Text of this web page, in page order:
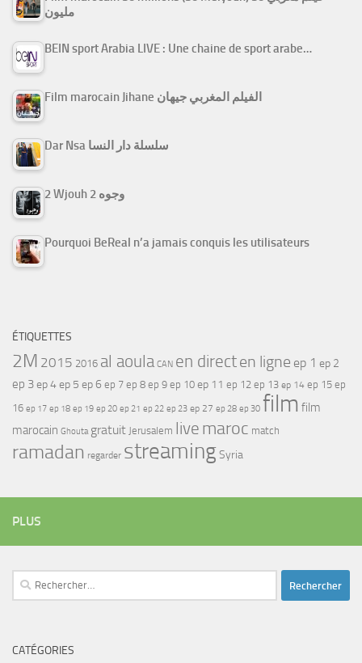
مليون
BEIN sport Arabia LIVE : Une chaine de sport arabe…
Film marocain Jihane الفيلم المغربي جيهان
Dar Nsa سلسلة دار النسا
2 Wjouh 2 وجوه
Pourquoi BeReal n’a jamais conquis les utilisateurs
ÉTIQUETTES
2M 2015 2016 al aoula CAN en directen ligne ep 1 ep 2
ep 3ep 4ep 5 ep 6 ep 7 ep 8 ep 9 ep 10 ep 11 ep 12 ep 13 ep 14 ep 15 ep
16 ep 17 ep 18 ep 19 ep 20 ep 21 ep 22 ep 23 ep 27 ep 28 ep 30 film film
marocain Ghouta gratuit Jerusalem live maroc match
ramadan regarder streamingSyria
PLUS
Rechercher :
CATÉGORIES